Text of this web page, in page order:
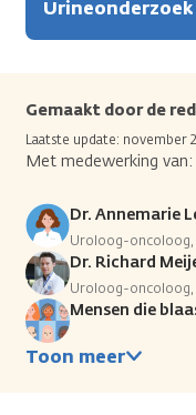
Gemaakt door de
Laatste update: november
Met medewerking van:
Dr. Annemarie
Uroloog-oncoloog,
Dr. Richard
Uroloog-oncoloog,
Mensen die
Toon meer